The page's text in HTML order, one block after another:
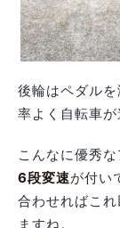
後輪はペダル
率よく自転車が
こんなに優秀
6段変速が付い
合わせればこ
ますね。